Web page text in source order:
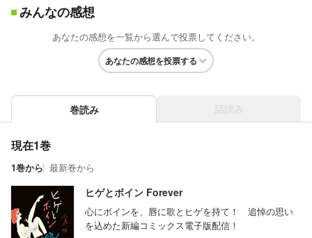
みんなの感想
あなたの感想を一覧から選んで投票してください。
あなたの感想を投票する
巻読み
現在1巻
1巻から 最新巻から
ヒゲとボイン Forever
心にボインを、唇に歌とヒゲを持て！ 追悼の思い
を込めた新編コミックス電子版配信！